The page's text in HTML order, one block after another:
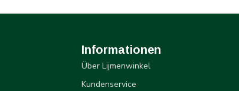
Informationen
Über Lijmenwinkel
Kundenservice